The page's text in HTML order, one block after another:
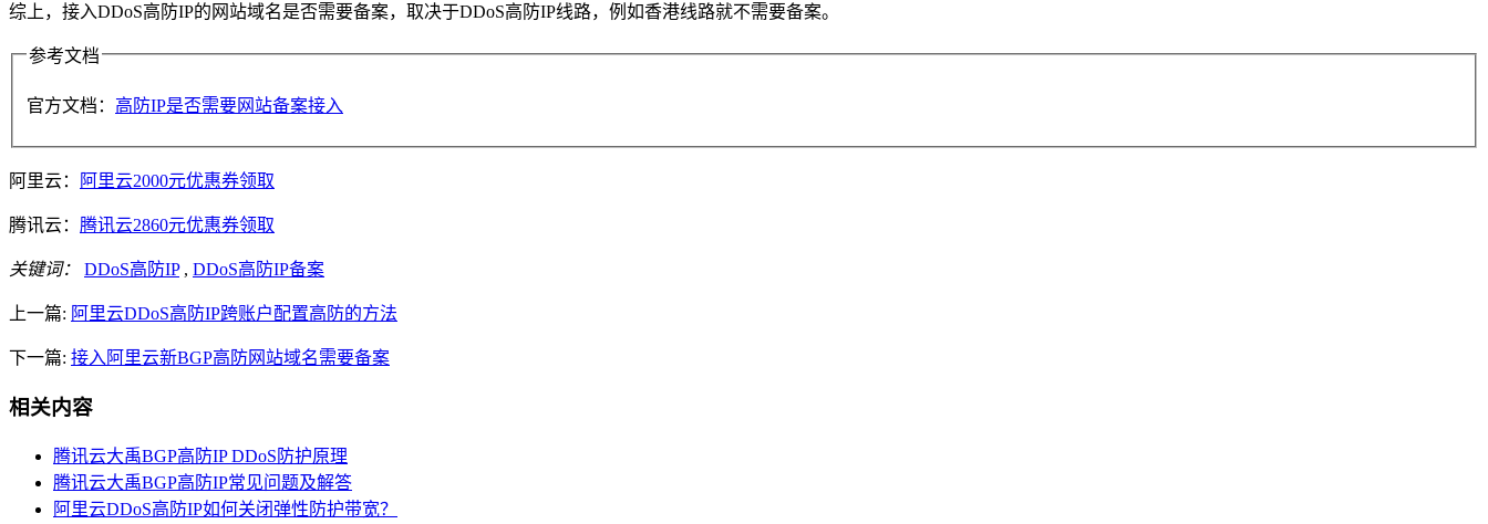
综上，接入DDoS高防IP的网站域名是否需要备案，取决于DDoS高防IP线路，例如香港线路就不需要备案。
参考文档
官方文档： 高防IP是否需要网站备案接入
阿里云： 阿里云2000元优惠券领取
腾讯云： 腾讯云2860元优惠券领取
关键词： DDoS高防IP, DDoS高防IP备案
上一篇: 阿里云DDoS高防IP跨账户配置高防的方法
下一篇: 接入阿里云新BGP高防网站域名需要备案
相关内容
腾讯云大禹BGP高防IP DDoS防护原理
腾讯云大禹BGP高防IP常见问题及解答
阿里云DDoS高防IP如何关闭弹性防护带宽？